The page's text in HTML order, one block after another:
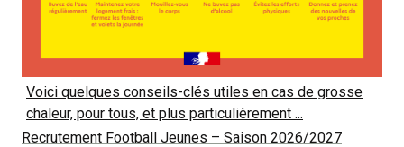
Voici quelques conseils-clés utiles en cas de grosse
chaleur, pour tous, et plus particulièrement ...
Recrutement Football Jeunes – Saison 2026/2027